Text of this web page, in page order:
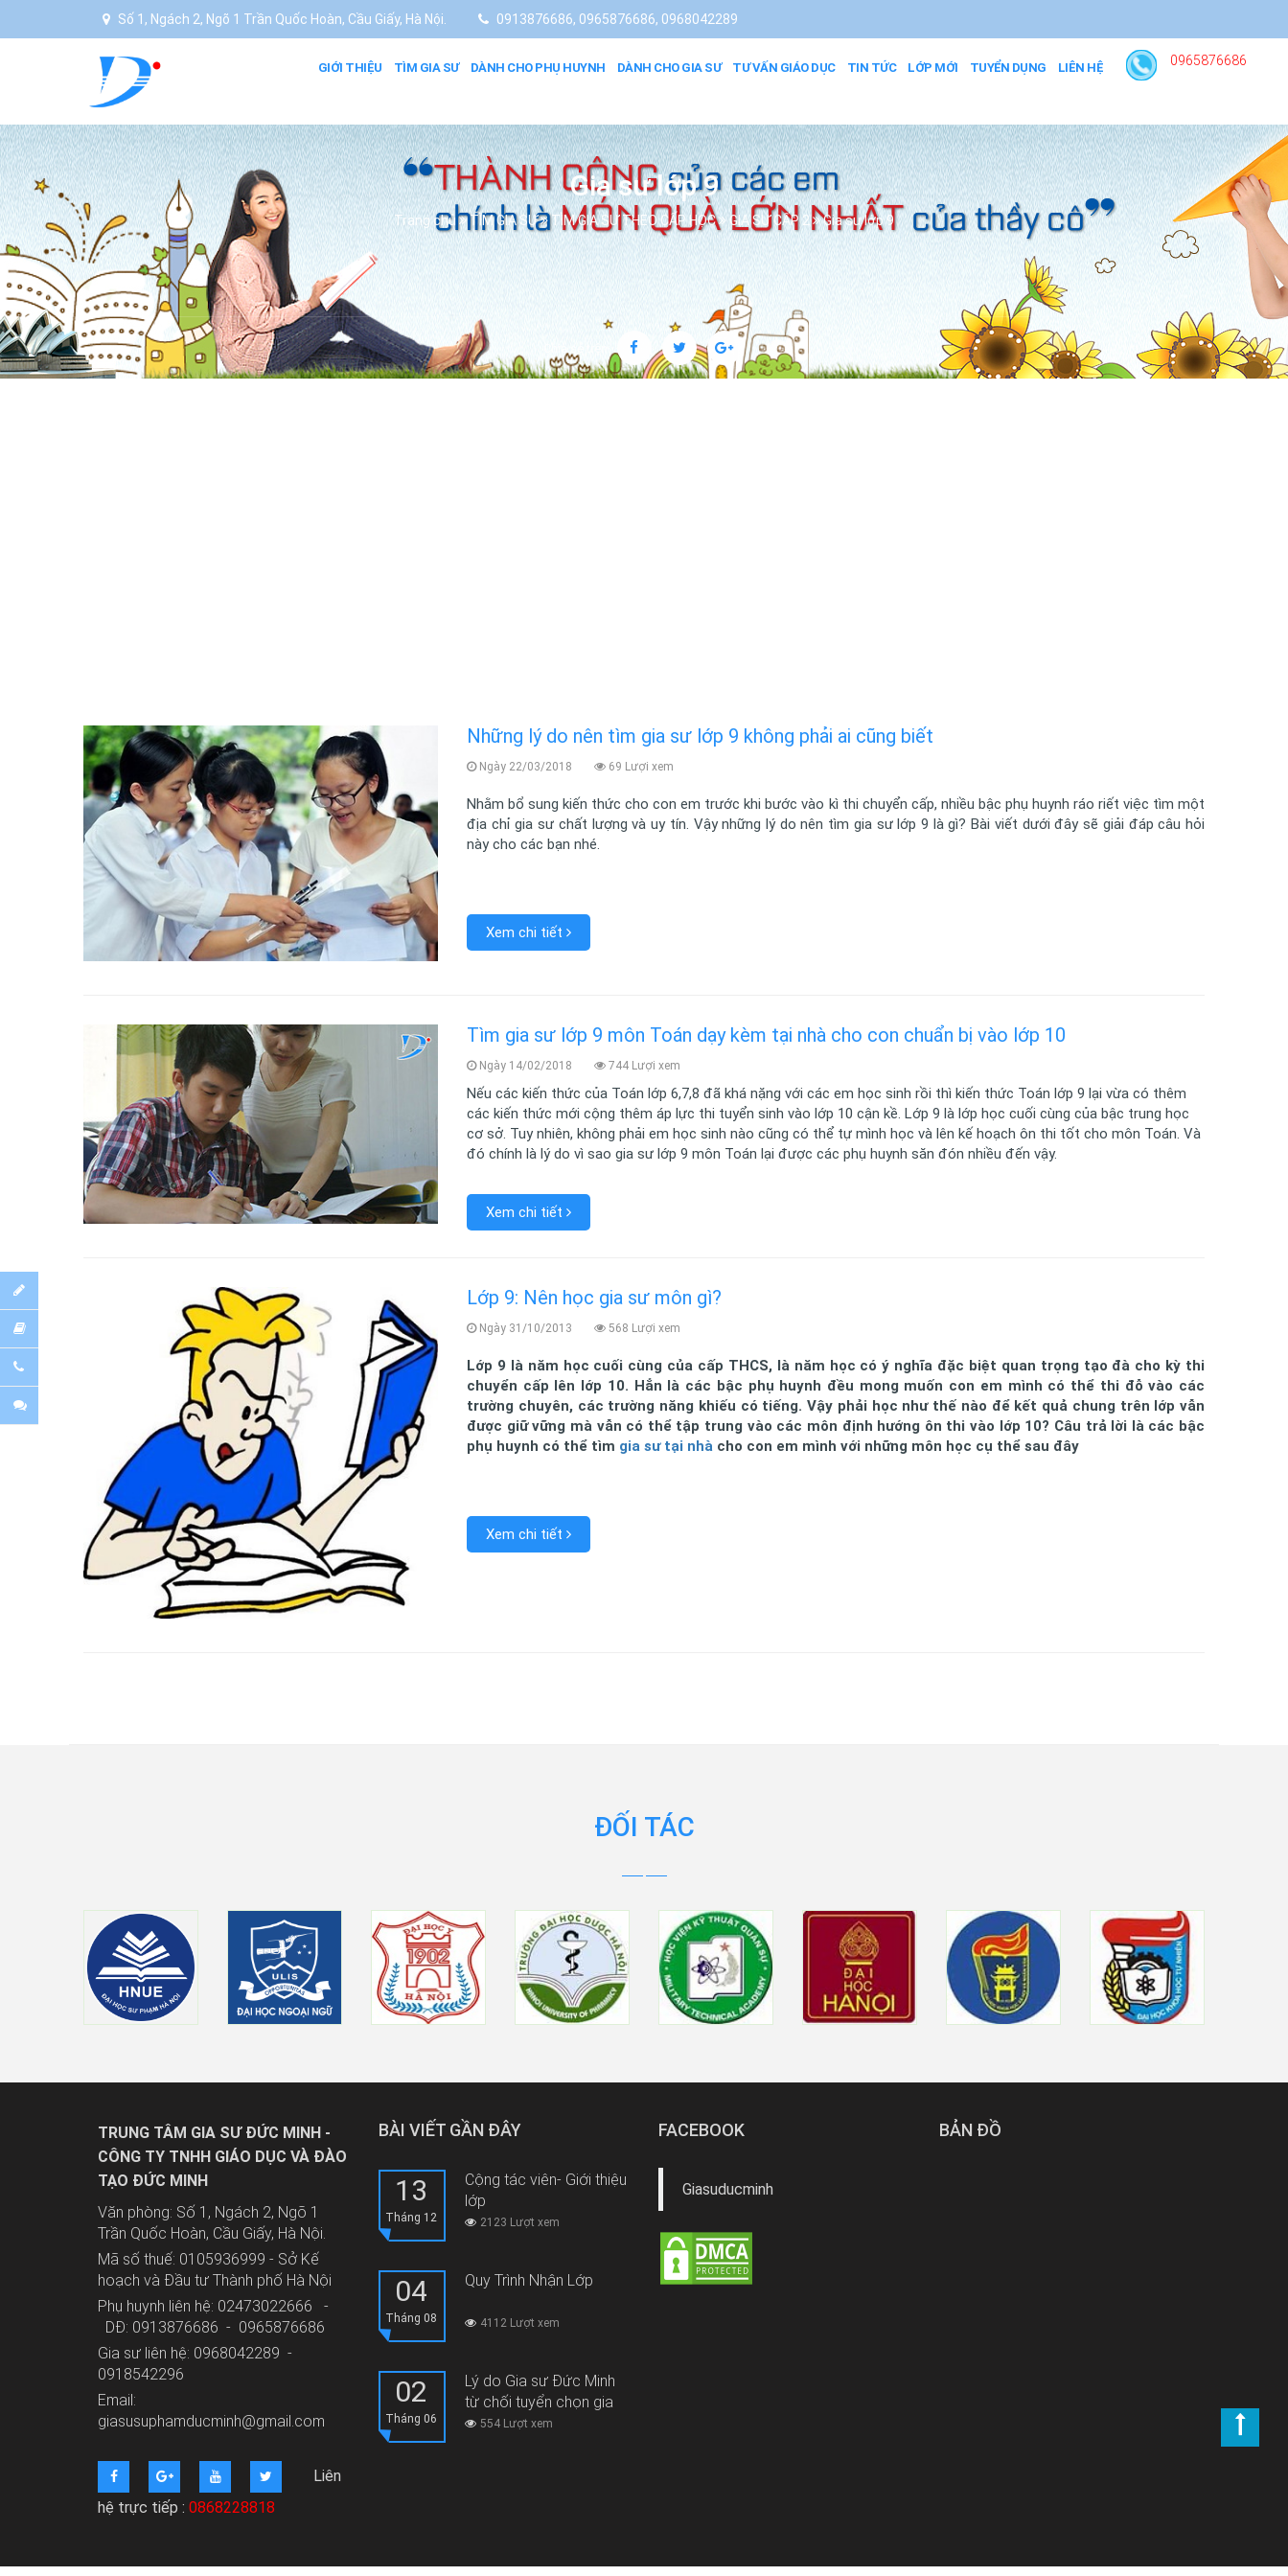
Số 1, Ngách 2, Ngõ 1 Trần Quốc Hoàn, Cầu Giấy, Hà Nội. 0913876686, 0965876686, 0968042289
GIỚI THIỆU TÌM GIA SƯ DÀNH CHO PHỤ HUYNH DÀNH CHO GIA SƯ TƯ VẤN GIÁO DỤC TIN TỨC LỚP MỚI TUYỂN DỤNG LIÊN HỆ 0965876686
Gia sư lớp 9
Trang chủ TÌM GIA SƯ TÌM GIA SƯ THEO CẤP HỌC GIA SƯ CẤP 2 Gia sư lớp 9
Những lý do nên tìm gia sư lớp 9 không phải ai cũng biết
Ngày 22/03/2018 69 Lượi xem
Nhằm bổ sung kiến thức cho con em trước khi bước vào kì thi chuyển cấp, nhiều bậc phụ huynh ráo riết việc tìm một
địa chỉ gia sư chất lượng và uy tín. Vậy những lý do nên tìm gia sư lớp 9 là gì? Bài viết dưới đây sẽ giải đáp câu hỏi
này cho các bạn nhé.
Xem chi tiết
Tìm gia sư lớp 9 môn Toán dạy kèm tại nhà cho con chuẩn bị vào lớp 10
Ngày 14/02/2018 744 Lượi xem
Nếu các kiến thức của Toán lớp 6,7,8 đã khá nặng với các em học sinh rồi thì kiến thức Toán lớp 9 lại vừa có thêm
các kiến thức mới cộng thêm áp lực thi tuyển sinh vào lớp 10 cận kề. Lớp 9 là lớp học cuối cùng của bậc trung học
cơ sở. Tuy nhiên, không phải em học sinh nào cũng có thể tự mình học và lên kế hoạch ôn thi tốt cho môn Toán. Và
đó chính là lý do vì sao gia sư lớp 9 môn Toán lại được các phụ huynh săn đón nhiều đến vậy.
Xem chi tiết
Lớp 9: Nên học gia sư môn gì?
Ngày 31/10/2013 568 Lượi xem
Lớp 9 là năm học cuối cùng của cấp THCS, là năm học có ý nghĩa đặc biệt quan trọng tạo đà cho kỳ thi
chuyển cấp lên lớp 10. Hẳn là các bậc phụ huynh đều mong muốn con em mình có thể thi đỗ vào các
trường chuyên, các trường năng khiếu có tiếng. Vậy phải học như thế nào để kết quả chung trên lớp vẫn
được giữ vững mà vẫn có thể tập trung vào các môn định hướng ôn thi vào lớp 10? Câu trả lời là các bậc
phụ huynh có thể tìm gia sư tại nhà cho con em mình với những môn học cụ thể sau đây
Xem chi tiết
ĐỐI TÁC
TRUNG TÂM GIA SƯ ĐỨC MINH -
CÔNG TY TNHH GIÁO DỤC VÀ ĐÀO
TẠO ĐỨC MINH
Văn phòng: Số 1, Ngách 2, Ngõ 1
Trần Quốc Hoàn, Cầu Giấy, Hà Nội.
Mã số thuế: 0105936999 - Sở Kế
hoạch và Đầu tư Thành phố Hà Nội
Phụ huynh liên hệ: 02473022666 -
DĐ: 0913876686 - 0965876686
Gia sư liên hệ: 0968042289 -
0918542296
Email:
giasusuphamducminh@gmail.com
Liên
hệ trực tiếp : 0868228818
BÀI VIẾT GẦN ĐÂY
13
Tháng 12
Cộng tác viên- Giới thiệu
lớp
2123 Lượt xem
04
Tháng 08
Quy Trình Nhận Lớp
4112 Lượt xem
02
Tháng 06
Lý do Gia sư Đức Minh
từ chối tuyển chọn gia
sư thi hộ, gian lận thi cử
554 Lượt xem
FACEBOOK
Giasuducminh
BẢN ĐỒ